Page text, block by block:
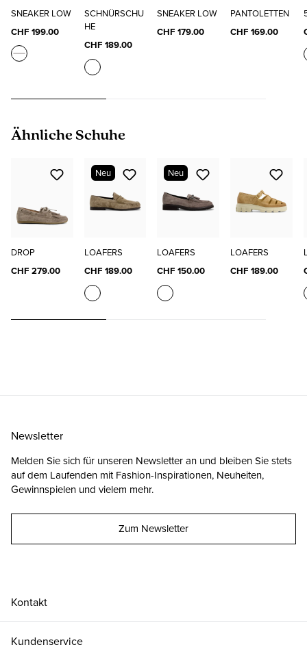
SNEAKER LOW
CHF 199.00
SCHNÜRSCHU
HE
CHF 189.00
SNEAKER LOW
CHF 179.00
PANTOLETTEN
CHF 169.00
Produktgalerie überspringen
Ähnliche Schuhe
DROP
CHF 279.00
Neu
LOAFERS
CHF 189.00
Neu
LOAFERS
CHF 150.00
LOAFERS
CHF 189.00
Kontakt
Kundenservice
Newsletter
Melden Sie sich für unseren Newsletter an und bleiben Sie stets
auf dem Laufenden mit Fashion-Inspirationen, Neuheiten,
Gewinnspielen und vielem mehr.
Zum Newsletter